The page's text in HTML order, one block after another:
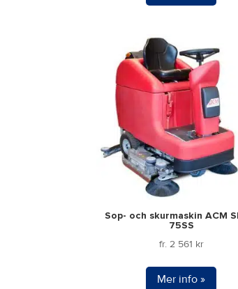
Sop- och skurmaskin ACM
75SS
fr.2 561 kr
Mer info »